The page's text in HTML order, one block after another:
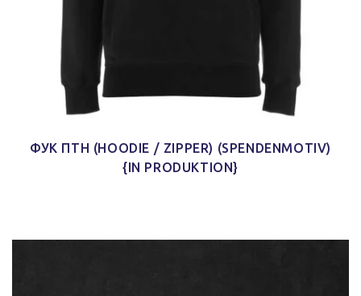
ФУК ПТН (HOODIE / ZIPPER) (SPENDENMOTIV)
{IN PRODUKTION}